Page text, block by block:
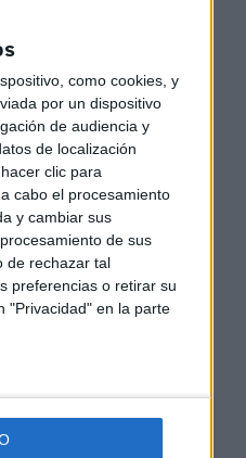
como cookies, y
por un dispositivo
de audiencia y
de localización
clic para
cabo el procesamiento
y cambiar sus
de sus
de rechazar tal
preferencias o retirar su
"Privacidad" en la parte